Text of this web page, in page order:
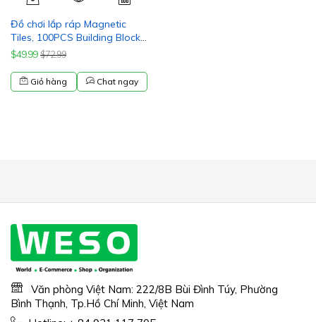
Đồ chơi lắp ráp Magnetic
Tiles, 100PCS Building Blocks,
Magnets Building Set, STEM
Kids Boys and Girls
$49.99 $72.99
Giỏ hàng Chat ngay
Văn phòng Việt Nam: 222/8B Bùi Đình Túy, Phường
Bình Thạnh, Tp.Hồ Chí Minh, Việt Nam